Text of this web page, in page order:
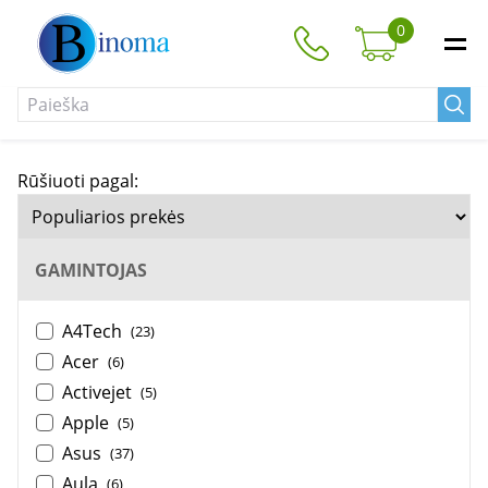
0
Rūšiuoti pagal:
GAMINTOJAS
A4Tech (23)
Acer (6)
Activejet (5)
Apple (5)
Asus (37)
(6)